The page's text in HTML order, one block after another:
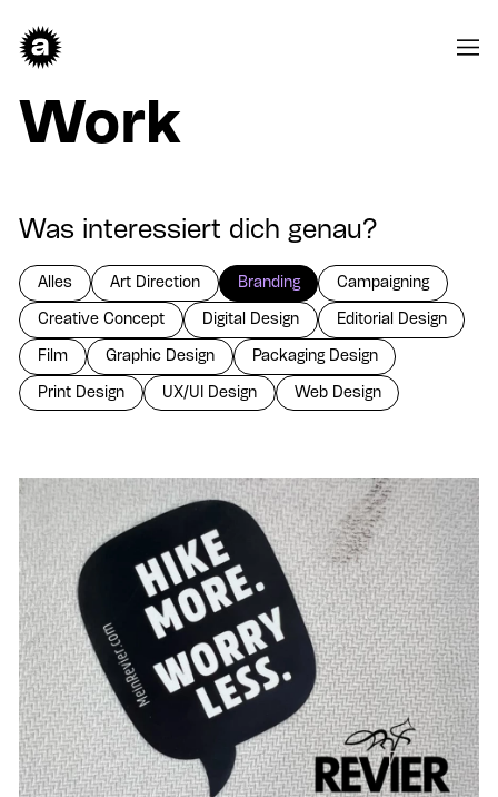
Work
Was interessiert dich genau?
Alles Art Direction Branding Campaigning
Creative Concept Digital Design Editorial Design
Film Graphic Design Packaging Design
Print Design UX/UI Design Web Design